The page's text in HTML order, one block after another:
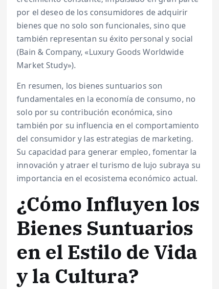
por el deseo de los consumidores de adquirir
bienes que no solo son funcionales, sino que
también representan su éxito personal y social
(Bain & Company, «Luxury Goods Worldwide
Market Study»).
En resumen, los bienes suntuarios son
fundamentales en la economía de consumo, no
solo por su contribución económica, sino
también por su influencia en el comportamiento
del consumidor y las estrategias de marketing.
Su capacidad para generar empleo, fomentar la
innovación y atraer el turismo de lujo subraya su
importancia en el ecosistema económico actual.
¿Cómo Influyen los
Bienes Suntuarios
en el Estilo de Vida
y la Cultura?